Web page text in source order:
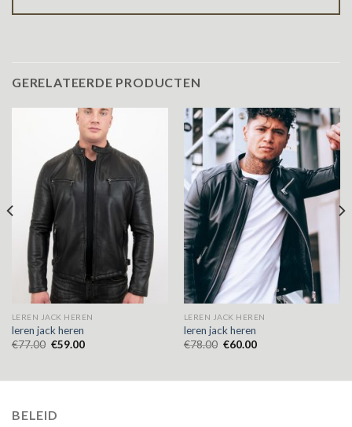
GERELATEERDE PRODUCTEN
LEREN JACK HEREN
leren jack heren
€77.00 €59.00
LEREN JACK HEREN
leren jack heren
€78.00 €60.00
BELEID